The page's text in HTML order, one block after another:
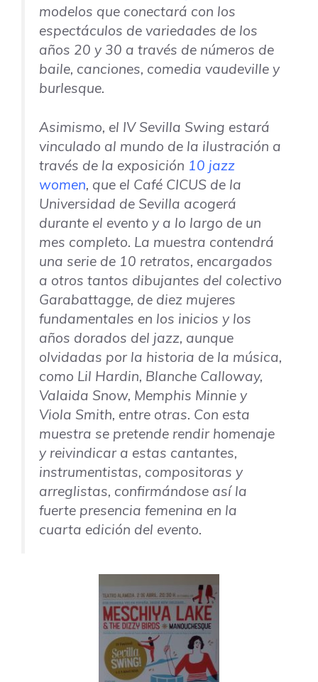
modelos que conectará con los
espectáculos de variedades de los
años 20 y 30 a través de números de
baile, canciones, comedia vaudeville y
burlesque.
Asimismo, el IV Sevilla Swing estará
vinculado al mundo de la ilustración a
través de la exposición 10 jazz
women, que el Café CICUS de la
Universidad de Sevilla acogerá
durante el evento y a lo largo de un
mes completo. La muestra contendrá
una serie de 10 retratos, encargados
a otros tantos dibujantes del colectivo
Garabattagge, de diez mujeres
fundamentales en los inicios y los
años dorados del jazz, aunque
olvidadas por la historia de la música,
como Lil Hardin, Blanche Calloway,
Valaida Snow, Memphis Minnie y
Viola Smith, entre otras. Con esta
muestra se pretende rendir homenaje
y reivindicar a estas cantantes,
instrumentistas, compositoras y
arreglistas, confirmándose así la
fuerte presencia femenina en la
cuarta edición del evento.